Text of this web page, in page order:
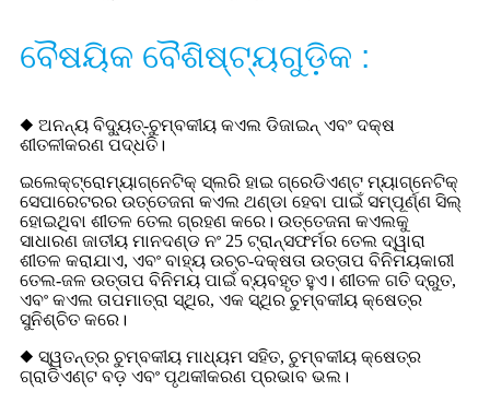
ବୈଷୟିକ ବୈଶିଷ୍ଟ୍ୟଗୁଡ଼ିକ :
◆ ଅନନ୍ୟ ବିଦ୍ୟୁତ୍-ଚୁମ୍ବକୀୟ କଏଲ ଡିଜାଇନ୍ ଏବଂ ଦକ୍ଷ
ଶୀତଳୀକରଣ ପଦ୍ଧତି।
ଇଲେକ୍ଟ୍ରୋମ୍ୟାଗ୍ନେଟିକ୍ ସ୍ଲରି ହାଇ ଗ୍ରେଡିଏଣ୍ଟ ମ୍ୟାଗ୍ନେଟିକ୍
ସେପାରେଟରର ଉତ୍ତେଜନା କଏଲ ଥଣ୍ଡା ହେବା ପାଇଁ ସମ୍ପୂର୍ଣ୍ଣ ସିଲ୍
ହୋଇଥିବା ଶୀତଳ ତେଲ ଗ୍ରହଣ କରେ। ଉତ୍ତେଜନା କଏଲକୁ
ସାଧାରଣ ଜାତୀୟ ମାନଦଣ୍ଡ ନଂ 25 ଟ୍ରାନ୍ସଫର୍ମର ତେଲ ଦ୍ୱାରା
ଶୀତଳ କରାଯାଏ, ଏବଂ ବାହ୍ୟ ଉଚ୍ଚ-ଦକ୍ଷତା ଉତ୍ତାପ ବିନିମୟକାରୀ
ତେଲ-ଜଳ ଉତ୍ତାପ ବିନିମୟ ପାଇଁ ବ୍ୟବହୃତ ହୁଏ। ଶୀତଳ ଗତି ଦ୍ରୁତ,
ଏବଂ କଏଲ ତାପମାତ୍ରା ସ୍ଥିର, ଏକ ସ୍ଥିର ଚୁମ୍ବକୀୟ କ୍ଷେତ୍ର
ସୁନିଶ୍ଚିତ କରେ।
◆ ସ୍ୱତନ୍ତ୍ର ଚୁମ୍ବକୀୟ ମାଧ୍ୟମ ସହିତ, ଚୁମ୍ବକୀୟ କ୍ଷେତ୍ର
ଗ୍ରାଡିଏଣ୍ଟ ବଡ଼ ଏବଂ ପୃଥକୀକରଣ ପ୍ରଭାବ ଭଲ।